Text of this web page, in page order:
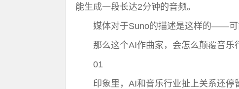
能生成一段长达2分钟的音频。
媒体对于Suno的描述是这样的——可
那么这个AI作曲家，会怎么颠覆音乐
01
印象里，AI和音乐行业扯上关系还停